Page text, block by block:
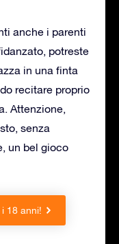
anche i parenti
potreste
in una finta
recitare proprio
Attenzione,
senza
un bel gioco
18 anni!